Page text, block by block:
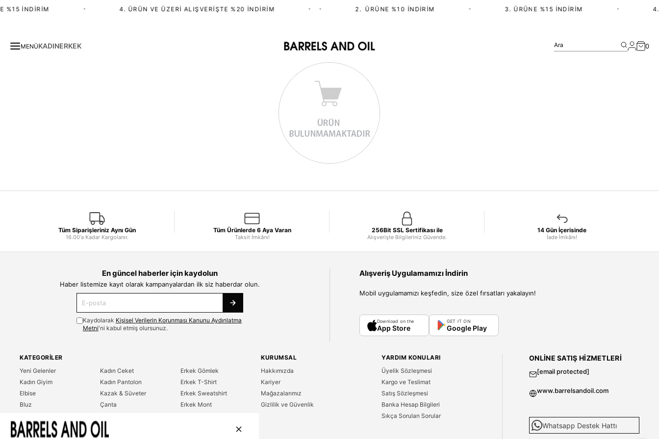
%15 İNDIRIM 4. ÜRÜN VE ÜZERI ALIŞVERIŞTE %20 İNDIRIM 2.⁠ ⁠ÜRÜNE %10 İNDIRIM 3. ÜRÜNE %15 İNDIRIM
MENÜKADINERKEK Ara 0
Tüm Siparişleriniz Aynı Gün
16.00'a Kadar Kargolanır.
Tüm Ürünlerde 6 Aya Varan
Taksit İmkânı!
256Bit SSL Sertifikası ile
Alışverişte Bilgileriniz Güvende.
14 Gün İçerisinde
İade İmkânı!
En güncel haberler için kaydolun
Haber listemize kayıt olarak kampanyalardan ilk siz haberdar olun.
Kaydolarak Kişisel Verilerin Korunması Kanunu Aydınlatma
Metni'ni kabul etmiş olursunuz.
Alışveriş Uygulamamızı İndirin
Mobil uygulamamızı keşfedin, size özel fırsatları yakalayın!
Download on the
App Store
GET IT ON
Google Play
KATEGORILER
Yeni Gelenler
Kadın Giyim
Elbise
Bluz
T-Shirt
Kadın Ceket
Kadın Pantolon
Kazak & Süveter
Çanta
Erkek Gömlek
Erkek T-Shirt
Erkek Sweatshirt
Erkek Mont
KURUMSAL
Hakkımızda
Kariyer
Mağazalarımız
Gizlilik ve Güvenlik
YARDIM KONULARI
Üyelik Sözleşmesi
Kargo ve Teslimat
Satış Sözleşmesi
Banka Hesap Bilgileri
Sıkça Sorulan Sorular
ONLINE SATIŞ HIZMETLERI
[email protected]
www.barrelsandoil.com
Whatsapp Destek Hattı